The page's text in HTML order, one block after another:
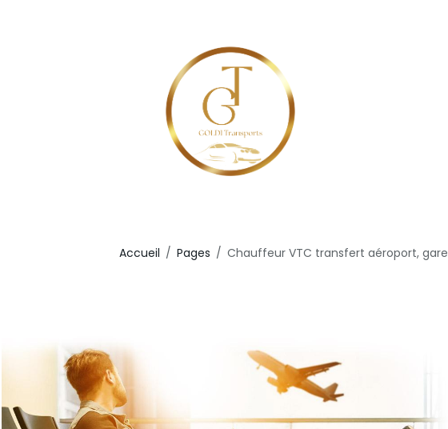
Accueil Pages Chauffeur VTC transfert aéroport, gare